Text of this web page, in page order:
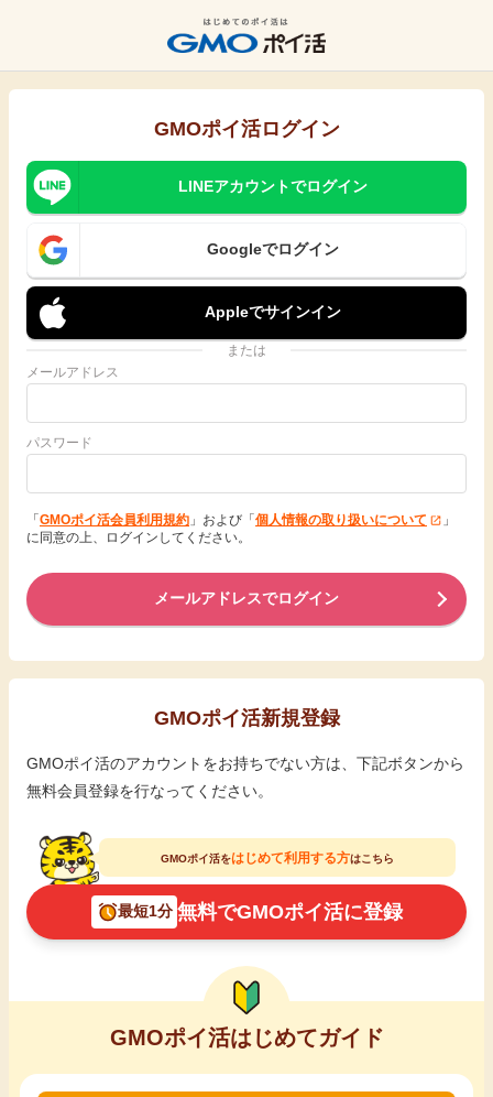
GMOポイ活ログイン
LINEアカウントでログイン
Googleでログイン
Appleでサインイン
または
メールアドレス
パスワード
「GMOポイ活会員利用規約 」および「個人情報の取り扱いについて
」
に同意の上、ログインしてください。
メールアドレスでログイン
GMOポイ活新規登録
GMOポイ活のアカウントをお持ちでない方は、下記ボタンから
無料会員登録を行なってください。
GMOポイ活をはじめて利用する方はこちら
最短1分 無料でGMOポイ活に登録
GMOポイ活はじめてガイド